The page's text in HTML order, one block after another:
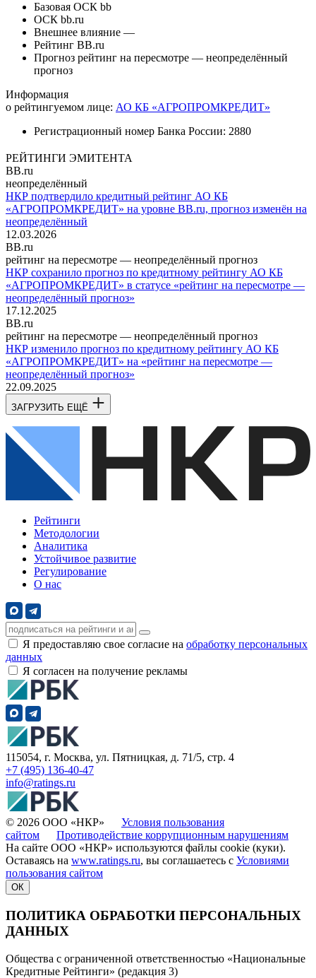
Базовая ОСК bb
ОСК bb.ru
Внешнее влияние —
Рейтинг BB.ru
Прогноз рейтинг на пересмотре — неопределённый
прогноз
Информация
о рейтингуемом лице: АО КБ «АГРОПРОМКРЕДИТ»
Регистрационный номер Банка России: 2880
РЕЙТИНГИ ЭМИТЕНТА
BB.ru
неопределённый
НКР подтвердило кредитный рейтинг АО КБ
«АГРОПРОМКРЕДИТ» на уровне BB.ru, прогноз изменён на
неопределённый
12.03.2026
BB.ru
рейтинг на пересмотре — неопределённый прогноз
НКР сохранило прогноз по кредитному рейтингу АО КБ
«АГРОПРОМКРЕДИТ» в статусе «рейтинг на пересмотре —
неопределённый прогноз»
17.12.2025
BB.ru
рейтинг на пересмотре — неопределённый прогноз
НКР изменило прогноз по кредитному рейтингу АО КБ
«АГРОПРОМКРЕДИТ» на «рейтинг на пересмотре —
неопределённый прогноз»
22.09.2025
ЗАГРУЗИТЬ ЕЩЁ
Рейтинги
Методологии
Аналитика
Устойчивое развитие
Регулирование
О нас
Я предоставляю свое согласие на обработку персональных
данных
Я согласен на получение рекламы
115054, г. Москва, ул. Пятницкая, д. 71/5, стр. 4
+7 (495) 136-40-47
info@ratings.ru
© 2026 ООО «НКР» Условия пользования
сайтом
Противодействие коррупционным нарушениям
На сайте ООО «НКР» используются файлы cookie (куки).
Оставаясь на www.ratings.ru, вы соглашаетесь с Условиями
пользования сайтом
ОК
ПОЛИТИКА ОБРАБОТКИ ПЕРСОНАЛЬНЫХ
ДАННЫХ
Общества с ограниченной ответственностью «Национальные
Кредитные Рейтинги» (редакция 3)